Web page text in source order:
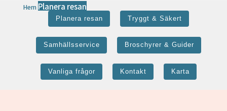
Hem Planera resan
Planera resan Tryggt & Säkert
Samhällsservice Broschyrer & Guider
Vanliga frågor Kontakt Karta